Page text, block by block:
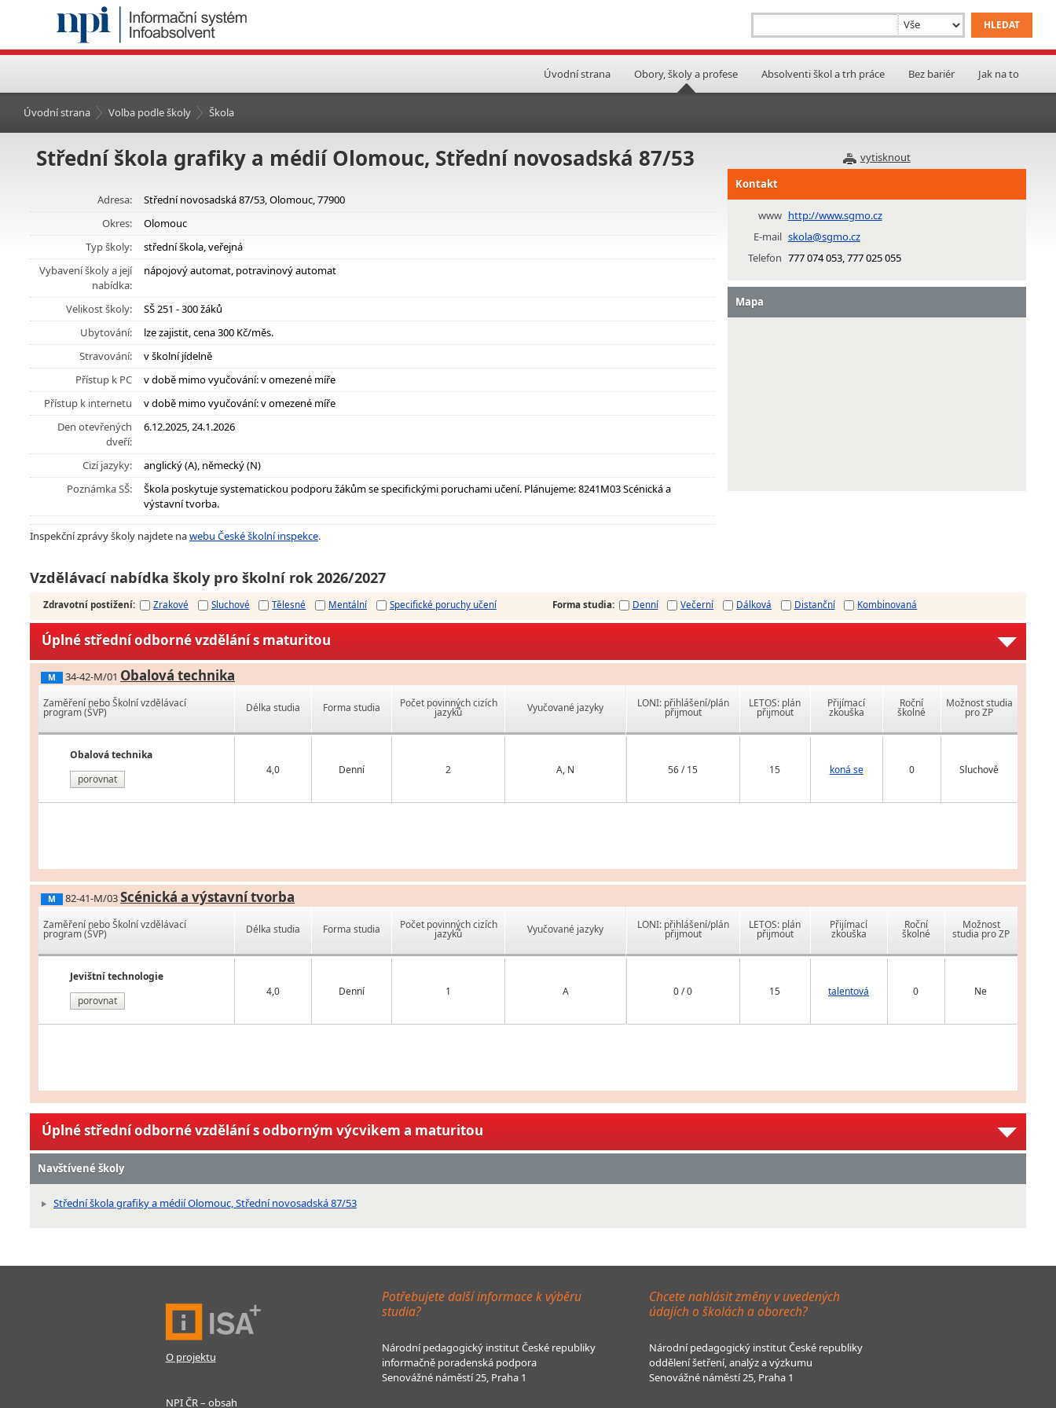
Úvodní strana Obory, školy a profese Absolventi škol a trh práce Bez bariér Jak na to
Úvodní strana Volba podle školy Škola
vytisknout
Střední škola grafiky a médií Olomouc, Střední novosadská 87/53
Adresa:
Střední novosadská 87/53, Olomouc, 77900
Okres:
Olomouc
Typ školy:
střední škola, veřejná
Vybavení školy a její
nabídka:
nápojový automat, potravinový automat
Velikost školy:
SŠ 251 - 300 žáků
Ubytování:
lze zajistit, cena 300 Kč/měs.
Stravování:
v školní jídelně
Přístup k PC
v době mimo vyučování: v omezené míře
Přístup k internetu
v době mimo vyučování: v omezené míře
Den otevřených
dveří:
6.12.2025, 24.1.2026
Cizí jazyky:
anglický (A), německý (N)
Poznámka SŠ:
Škola poskytuje systematickou podporu žákům se specifickými poruchami učení. Plánujeme: 8241M03 Scénická a
výstavní tvorba.
Inspekční zprávy školy najdete nawebu České školní inspekce.
Kontakt
www http://www.sgmo.cz
E-mail skola@sgmo.cz
Telefon 777 074 053, 777 025 055
Mapa
Vzdělávací nabídka školy pro školní rok 2026/2027
Zdravotní postižení: Zrakové Sluchové Tělesné Mentální Specifické poruchy učení Forma studia: Denní Večerní Dálková Distanční Kombinovaná
Úplné střední odborné vzdělání s maturitou
M 34-42-M/01 Obalová technika
Zaměření nebo Školní vzdělávací
program (ŠVP)
Obalová technika
porovnat
Délka studia Forma studia Počet povinných cizích
jazyků Vyučované jazyky
4,0 Denní 2 A, N
LONI: přihlášení/plán
přijmout
LETOS: plán
přijmout
Přijímací
zkouška
Roční
školné
Možnost studia
pro ZP
56 / 15 15 koná se 0 Sluchově
M 82-41-M/03Scénická a výstavní tvorba
Zaměření nebo Školní vzdělávací
program (ŠVP)
Jevištní technologie
porovnat
Délka studia Forma studia Počet povinných cizích
jazyků Vyučované jazyky
4,0 Denní 1 A
LONI: přihlášení/plán
přijmout
LETOS: plán
přijmout
Přijímací
zkouška
Roční
školné
Možnost
studia pro ZP
0 / 0 15 talentová 0 Ne
Úplné střední odborné vzdělání s odborným výcvikem a maturitou
Navštívené školy
Střední škola grafiky a médií Olomouc, Střední novosadská 87/53
O projektu
NPI ČR – obsah
Potřebujete další informace k výběru
studia?
Národní pedagogický institut České republiky
informačně poradenská podpora
Senovážné náměstí 25, Praha 1
Chcete nahlásit změny v uvedených
údajích o školách a oborech?
Národní pedagogický institut České republiky
oddělení šetření, analýz a výzkumu
Senovážné náměstí 25, Praha 1